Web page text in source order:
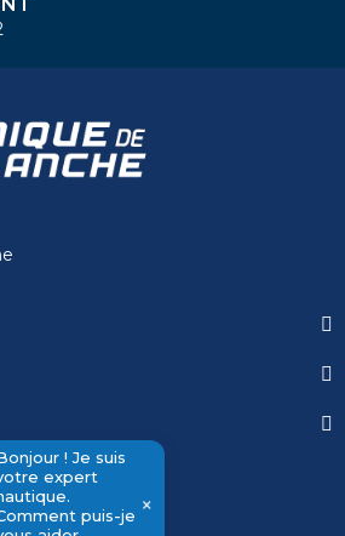
! Je suis
expert
puis-je ×